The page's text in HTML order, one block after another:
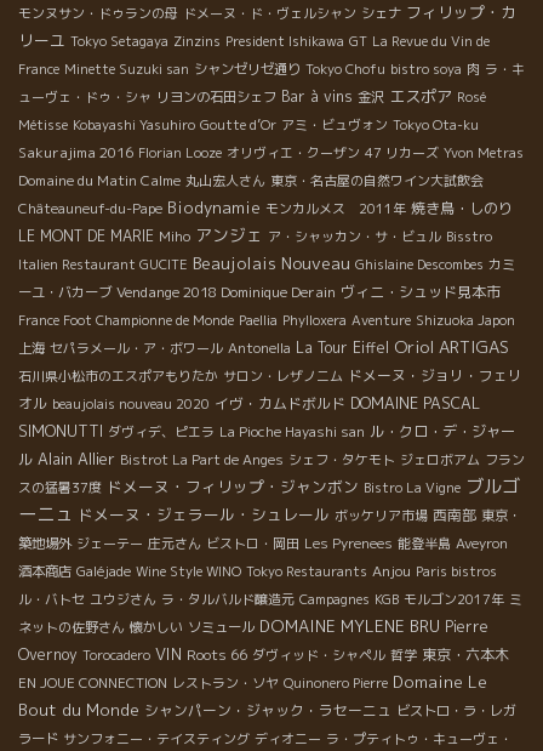
モンヌサン・ドゥランの母 ドメーヌ・ド・ヴェルシャン シェナ フィリップ・カ
リーユ Tokyo Setagaya Zinzins President Ishikawa GT La Revue du Vin de
France Minette Suzuki san シャンゼリゼ通り Tokyo Chofu bistro soya 肉 ラ・キ
ューヴェ・ドゥ・シャ リヨンの石田シェフ Bar à vins 金沢 エスポア Rosé
Métisse Kobayashi Yasuhiro Goutte d’Or アミ・ビュヴォン Tokyo Ota-ku
Sakurajima 2016 Florian Looze オリヴィエ・クーザン 47 リカーズ Yvon Metras
Domaine du Matin Calme 丸山宏人さん 東京・名古屋の自然ワイン大試飲会
Châteauneuf-du-Pape Biodynamie モンカルメス 2011年 焼き鳥・しのり
LE MONT DE MARIE Miho アンジェ ア・シャッカン・サ・ビュル Bisstro
Italien Restaurant GUCITE Beaujolais Nouveau Ghislaine Descombes カミ
ーユ・バカーブ Vendange 2018 Dominique Derain ヴィニ・シュッド見本市
France Foot Championne de Monde Paellia Phylloxera Aventure Shizuoka Japon
上海 セパラメール・ア・ボワール Antonella La Tour Eiffel Oriol ARTIGAS
石川県小松市のエスポアもりたか サロン・レザノニム ドメーヌ・ジョリ・フェリ
オル beaujolais nouveau 2020 イヴ・カムドボルド DOMAINE PASCAL
SIMONUTTI ダヴィデ、ピエラ La Pioche Hayashi san ル・クロ・デ・ジャー
ル Alain Allier Bistrot La Part de Anges シェフ・タケモト ジェロボアム フラン
スの猛暑37度 ドメーヌ・フィリップ・ジャンボン Bistro La Vigne ブルゴ
ーニュ ドメーヌ・ジェラール・シュレール ボッケリア市場 西南部 東京・
築地場外 ジェーテー 庄元さん ビストロ・岡田 Les Pyrenees 能登半島 Aveyron
酒本商店 Galéjade Wine Style WINO Tokyo Restaurants Anjou Paris bistros
ル・バトセ ユウジさん ラ・タルバルド醸造元 Campagnes KGB モルゴン2017年 ミ
ネットの佐野さん 懐かしい ソミュール DOMAINE MYLENE BRU Pierre
Overnoy Torocadero VIN Roots 66 ダヴィッド・シャペル 哲学 東京・六本木
EN JOUE CONNECTION レストラン・ソヤ Quinonero Pierre Domaine Le
Bout du Monde シャンパーン・ジャック・ラセーニュ ビストロ・ラ・レガ
ラード サンフォニー・テイスティング ディオニー ラ・プティトゥ・キューヴェ・